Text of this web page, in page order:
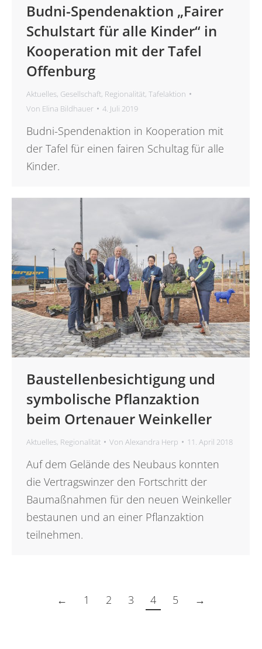
Budni-Spendenaktion „Fairer
Schulstart für alle Kinder“ in
Kooperation mit der Tafel
Offenburg
Aktuelles, Gesellschaft, Regionalität, Tafelaktion
Von Elina Bildhauer 4. Juli 2019
Budni-Spendenaktion in Kooperation mit
der Tafel für einen fairen Schultag für alle
Kinder.
Baustellenbesichtigung und
symbolische Pflanzaktion
beim Ortenauer Weinkeller
Aktuelles, Regionalität Von Alexandra Herp 11. April 2018
Auf dem Gelände des Neubaus konnten
die Vertragswinzer den Fortschritt der
Baumaßnahmen für den neuen Weinkeller
bestaunen und an einer Pflanzaktion
teilnehmen.
← 1 2 3 4 5 →